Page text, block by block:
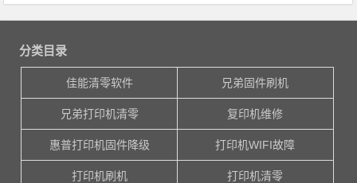
分类目录
佳能清零软件 兄弟固件刷机
兄弟打印机清零 复印机维修
惠普打印机固件降级 打印机WIFI故障
打印机刷机 打印机清零